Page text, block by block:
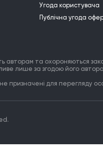
Угода користувача
Публічна угода
авторам та охороняються
лише за згодою його
призначені для перегляду